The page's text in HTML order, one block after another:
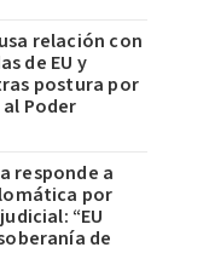
relación con
de EU y
postura por
Poder
responde a
por
“EU
de